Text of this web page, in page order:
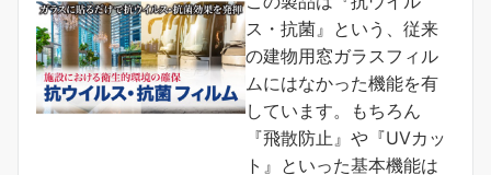
ス・抗菌』という、従来
の建物用窓ガラスフィル
ムにはなかった機能を有
しています。もちろん
『飛散防止』や『UVカッ
ト』といった基本機能は